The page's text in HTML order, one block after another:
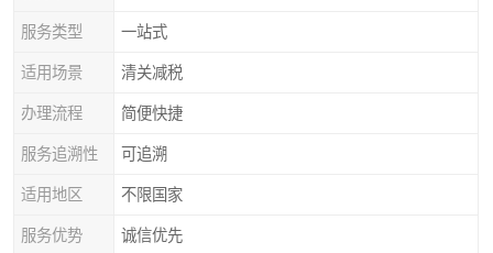
服务类型 一站式
适用场景 清关减税
办理流程 简便快捷
服务追溯性 可追溯
适用地区 不限国家
服务优势 诚信优先